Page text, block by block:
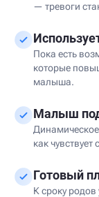
— тревоги
Пока есть
которые
малыша.
Малыш
как чувствует
Готовый
К сроку родов